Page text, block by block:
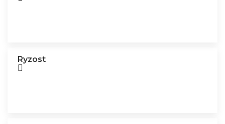
Ryzost